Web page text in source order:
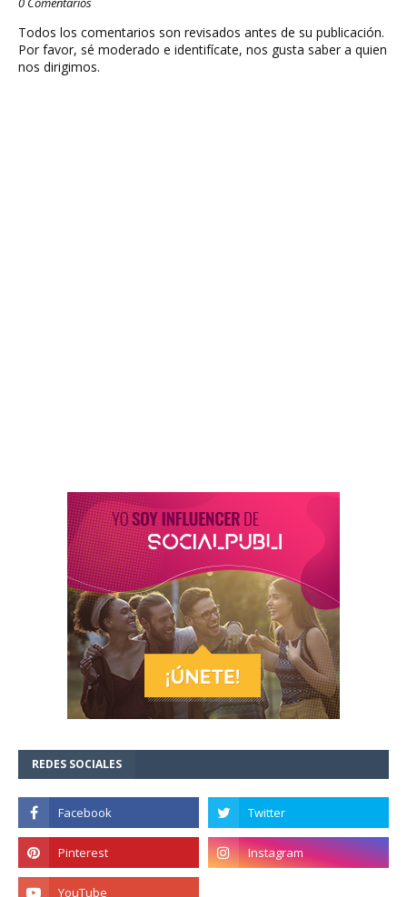
Todos los comentarios son revisados antes de su publicación.
Por favor, sé moderado e identifícate, nos gusta saber a quien
nos dirigimos.
REDES SOCIALES